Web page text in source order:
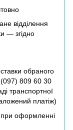
відділення
— згідно
обраного
097) 809 60 30
транспортної
платіж)
при оформленні